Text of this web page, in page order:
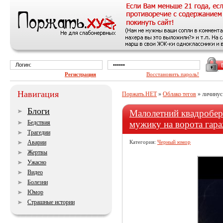
Поржать.НЕТ» Облако тегов » личинус
Малолетний
мужику на ворота
Категория: Черный юмор
Навигация
Блоги
Бедствия
Трагедии
Аварии
Жертвы
Ужасно
Видео
Болезни
Юмор
Страшные истории
Регистрация Восстановить пароль!